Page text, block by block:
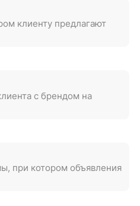
клиенту предлагают
с брендом на
при котором объявления